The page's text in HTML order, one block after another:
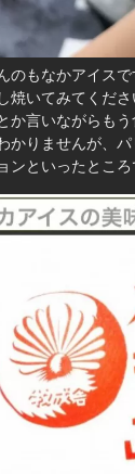
のもなかアイス
焼いてみてくだ
か言いながらも
かりませんが、
ンといったところ